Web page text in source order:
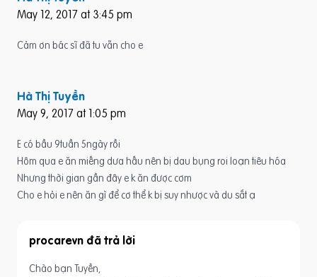
May 12, 2017 at 3:45 pm
Cảm ơn bác sĩ đã tu vẫn cho e
Hà Thị Tuyền
May 9, 2017 at 1:05 pm
E có bầu 9tuần 5ngày rồi
Hôm qua e ăn miếng dưa hấu nên bị dau bụng roi loạn tiêu hóa
Nhưng thời gian gần đây e k ăn được cơm
Cho e hỏi e nên ăn gì để cơ thể k bị suy nhược và du sắt ạ
procarevn
Chào bạn Tuyền,